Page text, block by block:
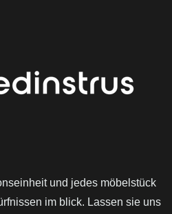
und jedes möbelstück
im blick. Lassen sie uns